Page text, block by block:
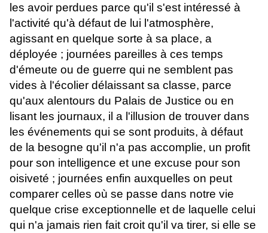
les avoir perdues parce qu'il s'est intéressé à
l'activité qu'à défaut de lui l'atmosphère,
agissant en quelque sorte à sa place, a
déployée ; journées pareilles à ces temps
d'émeute ou de guerre qui ne semblent pas
vides à l'écolier délaissant sa classe, parce
qu'aux alentours du Palais de Justice ou en
lisant les journaux, il a l'illusion de trouver dans
les événements qui se sont produits, à défaut
de la besogne qu'il n'a pas accomplie, un profit
pour son intelligence et une excuse pour son
oisiveté ; journées enfin auxquelles on peut
comparer celles où se passe dans notre vie
quelque crise exceptionnelle et de laquelle celui
qui n'a jamais rien fait croit qu'il va tirer, si elle se